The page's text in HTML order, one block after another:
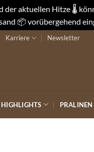
aktuellen Hitze 🌡️
📦 vorübergehend
Karriere Newsletter
PRALINEN